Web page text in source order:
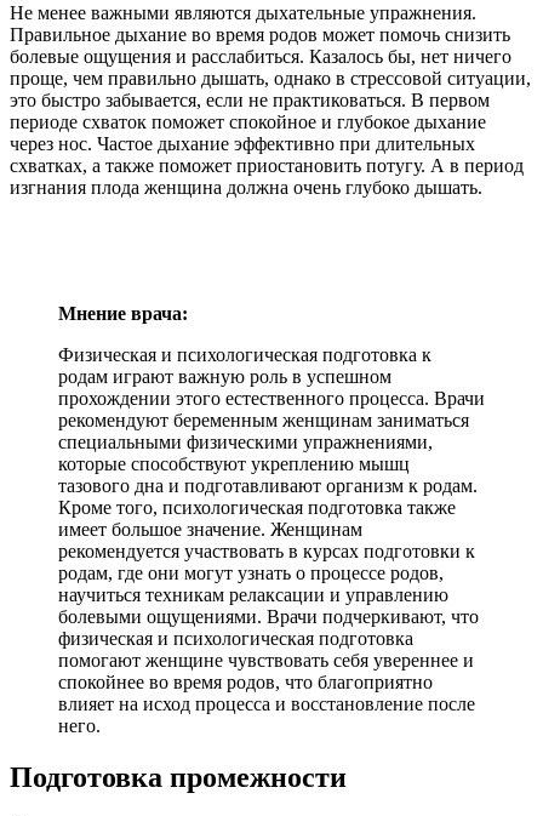
Не менее важными являются дыхательные упражнения.
Правильное дыхание во время родов может помочь снизить
болевые ощущения и расслабиться. Казалось бы, нет ничего
проще, чем правильно дышать, однако в стрессовой ситуации,
это быстро забывается, если не практиковаться. В первом
периоде схваток поможет спокойное и глубокое дыхание
через нос. Частое дыхание эффективно при длительных
схватках, а также поможет приостановить потугу. А в период
изгнания плода женщина должна очень глубоко дышать.
Мнение врача:
Физическая и психологическая подготовка к
родам играют важную роль в успешном
прохождении этого естественного процесса. Врачи
рекомендуют беременным женщинам заниматься
специальными физическими упражнениями,
которые способствуют укреплению мышц
тазового дна и подготавливают организм к родам.
Кроме того, психологическая подготовка также
имеет большое значение. Женщинам
рекомендуется участвовать в курсах подготовки к
родам, где они могут узнать о процессе родов,
научиться техникам релаксации и управлению
болевыми ощущениями. Врачи подчеркивают, что
физическая и психологическая подготовка
помогают женщине чувствовать себя увереннее и
спокойнее во время родов, что благоприятно
влияет на исход процесса и восстановление после
него.
Подготовка промежности